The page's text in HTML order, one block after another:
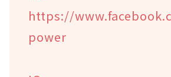
https://
power